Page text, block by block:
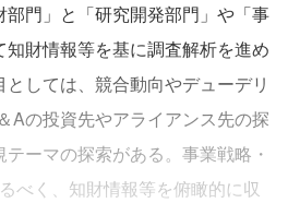
門」と「研究開発部門」や「事
財情報等を基に調査解析を進め
しては、競合動向やデューデリ
Aの投資先やアライアンス先の探
ーマの探索がある。事業戦略・
べく、知財情報等を俯瞰的に収